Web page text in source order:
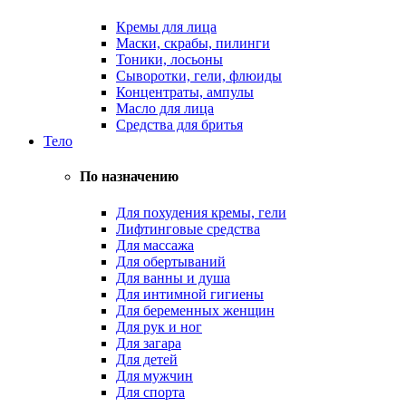
Кремы для лица
Маски, скрабы, пилинги
Тоники, лосьоны
Сыворотки, гели, флюиды
Концентраты, ампулы
Масло для лица
Средства для бритья
Тело
По назначению
Для похудения кремы, гели
Лифтинговые средства
Для массажа
Для обертываний
Для ванны и душа
Для интимной гигиены
Для беременных женщин
Для рук и ног
Для загара
Для детей
Для мужчин
Для спорта